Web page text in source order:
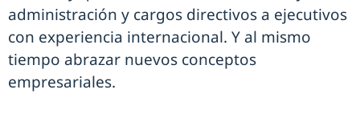
administración y cargos directivos a ejecutivos
con experiencia internacional. Y al mismo
tiempo abrazar nuevos conceptos
empresariales.